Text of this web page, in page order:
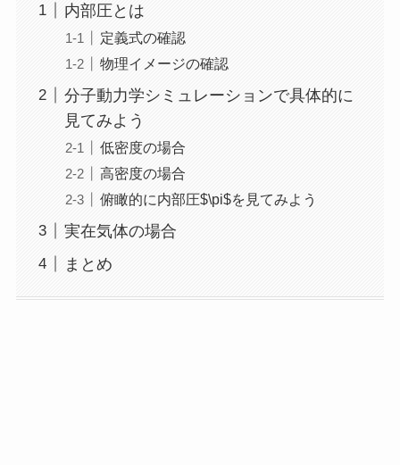
内部圧とは
定義式の確認
物理イメージの確認
分子動力学シミュレーションで具体的に
見てみよう
低密度の場合
高密度の場合
俯瞰的に内部圧$\pi$を見てみよう
実在気体の場合
まとめ